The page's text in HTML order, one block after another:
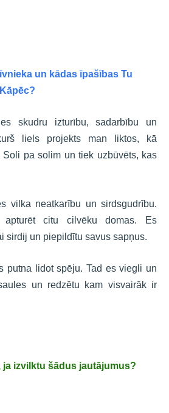
un kādas īpašības Tu
skudru izturību, sadarbību un
liels projekts man liktos, kā
Soli pa solim un tiek uzbūvēts, kas
vilka neatkarību un sirdsgudrību.
apturēt citu cilvēku domas. Es
sirdij un piepildītu savus sapņus.
putna lidot spēju. Tad es viegli un
un redzētu kam visvairāk ir
ja izvilktu šādus jautājumus?